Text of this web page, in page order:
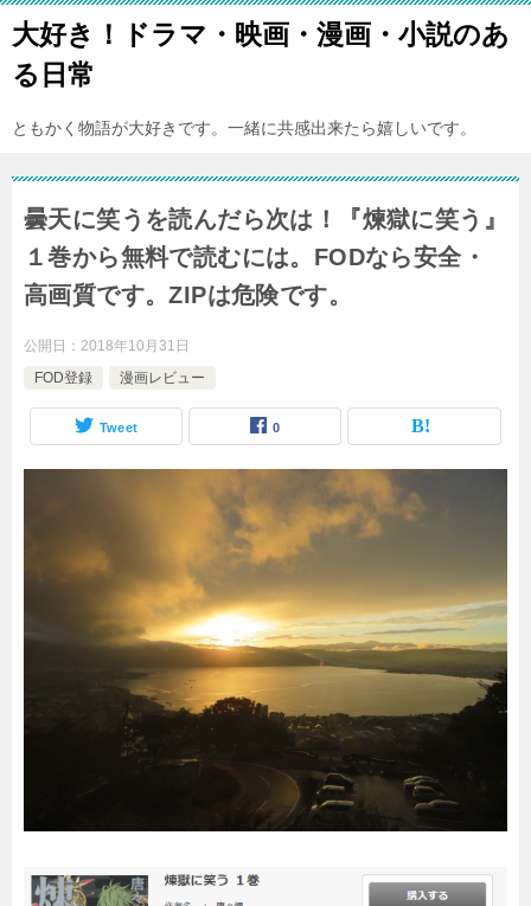
大好き！ドラマ・映画・漫画・小説のあ
る日常
ともかく物語が大好きです。一緒に共感出来たら嬉しいです。
曇天に笑うを読んだら次は！『煉獄に笑う』
１巻から無料で読むには。FODなら安全・
高画質です。ZIPは危険です。
公開日： 2018年10月31日
FOD登録
漫画レビュー
Tweet 0